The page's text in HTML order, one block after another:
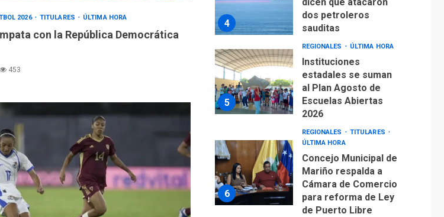
2026 TITULARES ÚLTIMA HORA
con la República Democrática
453
4
dicen que atacaron
dos petroleros
sauditas
5
REGIONALES ÚLTIMA HORA
Instituciones
estadales se suman
al Plan Agosto de
Escuelas Abiertas
2026
6
REGIONALES
TITULARES
ÚLTIMA HORA
Concejo Municipal de
Mariño respalda a
Cámara de Comercio
para reforma de Ley
de Puerto Libre